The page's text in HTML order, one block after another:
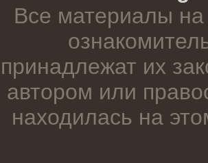
Все материалы на
принадлежат их
автором или
находилась на